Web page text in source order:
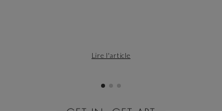
Lire l'article